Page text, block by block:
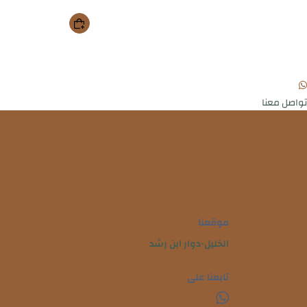
تواصل معنا
موقعنا
الخليل-دوار ابن رشد
تابعنا على